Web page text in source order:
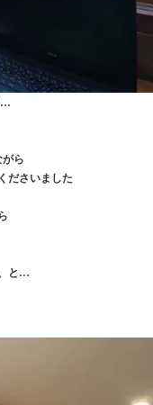
…
ら
ださいました
と…